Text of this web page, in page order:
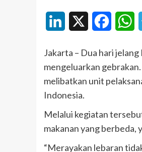
LinkedIn
Jakarta – Dua hari
mengeluarkan
melibatkan unit
Indonesia.
Melalui kegiatan
makanan yang berbeda,
“Merayakan lebaran